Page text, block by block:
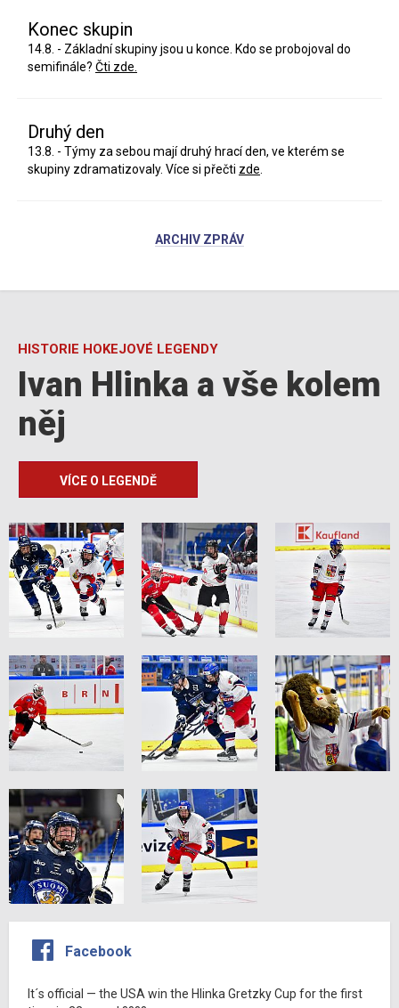
Konec skupin
14.8. - Základní skupiny jsou u konce. Kdo se probojoval do
semifinále? Čti zde.
Druhý den
13.8. - Týmy za sebou mají druhý hrací den, ve kterém se
skupiny zdramatizovaly. Více si přečti zde
ARCHIV ZPRÁV
HISTORIE HOKEJOVÉ LEGENDY
Ivan Hlinka a vše kolem
něj
VÍCE O LEGENDĚ
Facebook
It´s official — the USA win the Hlinka Gretzky Cup for the first